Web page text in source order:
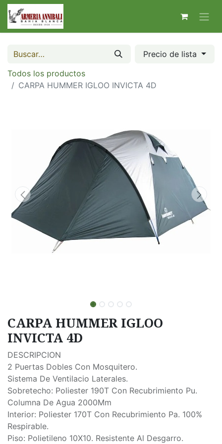
Precio de lista
Todos los productos
CARPA HUMMER IGLOO INVICTA 4D
CARPA HUMMER IGLOO
INVICTA 4D
DESCRIPCION
2 Puertas Dobles Con Mosquitero.
Sistema De Ventilacio Laterales.
Sobretecho: Poliester 190T Con Recubrimiento Pu.
Columna De Agua 2000Mm
Interior: Poliester 170T Con Recubrimiento Pa. 100%
Respirable.
Piso: Polietileno 10X10. Resistente Al Desgarro.